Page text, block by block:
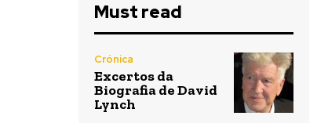
Must read
Crónica
Excertos da
Biografia de David
Lynch